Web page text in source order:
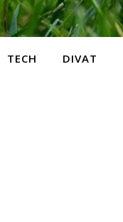
TECH DIVAT